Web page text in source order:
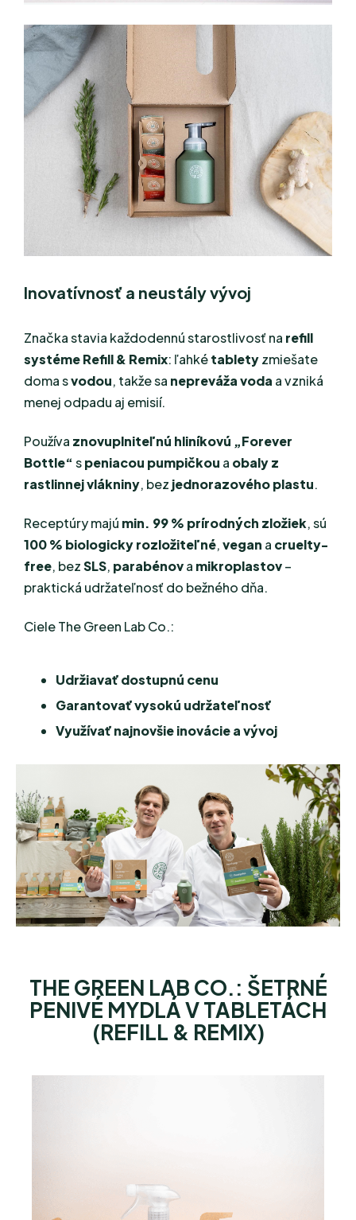
Inovatívnosť a neustály vývoj
Značka stavia každodennú starostlivosť na refill
systéme Refill & Remix: ľahkétabletyzmiešate
doma svodou, takže sa nepreváža voda a vzniká
menej odpadu aj emisií.
Používa znovuplniteľnú hliníkovú „Forever
Bottle“ speniacou pumpičkou a obaly z
rastlinnej vlákniny, bez jednorazového plastu.
Receptúry majú min. 99 % prírodných zložiek, sú
100 % biologicky rozložiteľné,vegan a cruelty-
free, bezSLS, parabénova mikroplastov–
praktická udržateľnosť do bežného dňa.
Ciele The Green Lab Co.:
Udržiavať dostupnú cenu
Garantovať vysokú udržateľnosť
Využívať najnovšie inovácie a vývoj
THE GREEN LAB CO.: ŠETRNÉ
PENIVÉ MYDLÁ V TABLETÁCH
(REFILL & REMIX)